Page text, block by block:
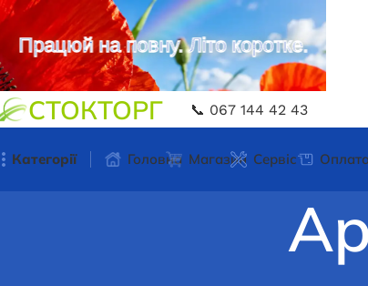
СТОКТОРГ 📞 067 144 42 43
Категорії Головна Магазин Сервіс
Працюй на повну. Літо коротке.